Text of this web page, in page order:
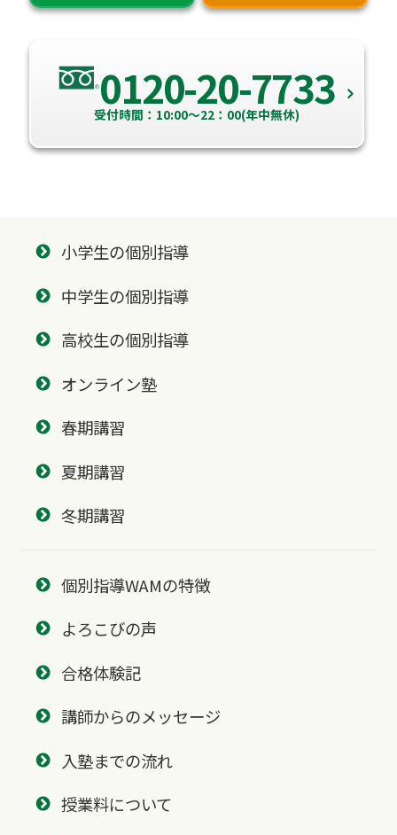
0120-20-7733
受付時間：10:00～22：00(年中無休)
小学生の個別指導
中学生の個別指導
高校生の個別指導
オンライン塾
春期講習
夏期講習
冬期講習
個別指導WAMの特徴
よろこびの声
合格体験記
講師からのメッセージ
入塾までの流れ
授業料について